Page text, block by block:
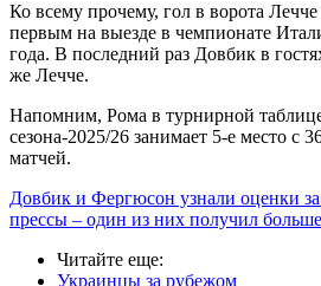
Ко всему прочему, гол в ворота
первым на выезде в чемпионате
года. В последний раз Довбик в
же Лечче.
Напомним, Рома в турнирной
сезона-2025/26 занимает 5-е место с
матчей.
Довбик и Фергюсон узнали оценки
прессы – один из них получил больше
Читайте еще:
Украинцы за рубежом